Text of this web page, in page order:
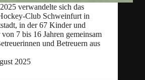
verwandelte sich das
Club Schweinfurt in
in der 67 Kinder und
7 bis 16 Jahren gemeinsam
und Betreuern aus
2025